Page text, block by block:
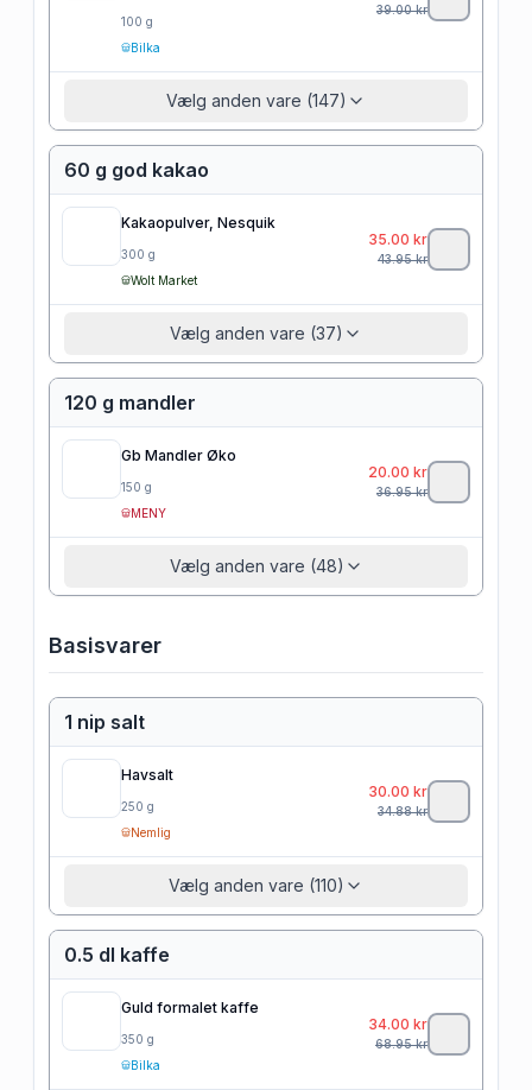
100 g
Bilka
39.00kr
Vælg anden vare (147)
60 g god kakao
Kakaopulver, Nesquik
300 g
Wolt Market
35.00 kr
43.95kr
Vælg anden vare (37)
120 g mandler
Gb Mandler Øko
150 g
MENY
20.00 kr
36.95kr
Vælg anden vare (48)
Basisvarer
1 nip salt
Havsalt
250 g
Nemlig
30.00 kr
34.88kr
Vælg anden vare (110)
0.5 dl kaffe
Guld formalet kaffe
350 g
Bilka
34.00 kr
68.95kr